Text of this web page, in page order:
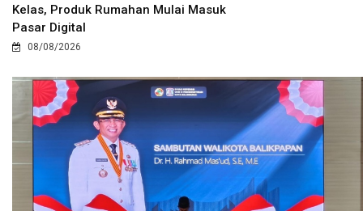
Kelas, Produk Rumahan Mulai Masuk
Pasar Digital
08/08/2026